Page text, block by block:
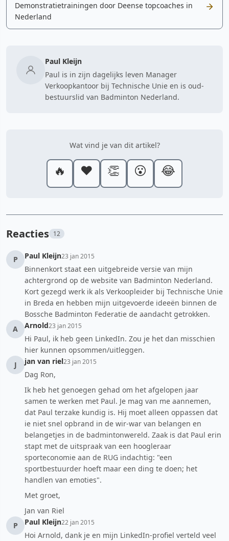
Demonstratietrainingen door Deense topcoaches in
Nederland
Paul Kleijn
Paul is in zijn dagelijks leven Manager
Verkoopkantoor bij Technische Unie en is oud-
bestuurslid van Badminton Nederland.
Wat vind je van dit artikel?
🔥 ❤️ 👏 😮 😂
Reacties 12
P Paul Kleijn23 jan 2015
Binnenkort staat een uitgebreide versie van mijn
achtergrond op de website van Badminton Nederland.
Kort gezegd werk ik als Verkoopleider bij Technische Unie
in Breda en hebben mijn uitgevoerde ideeën binnen de
Bossche Badminton Federatie de aandacht getrokken.
A
Arnold23 jan 2015
Hi Paul, ik heb geen LinkedIn. Zou je het dan misschien
hier kunnen opsommen/uitleggen.
J
jan van riel23 jan 2015
Dag Ron,
Ik heb het genoegen gehad om het afgelopen jaar
samen te werken met Paul. Je mag van me aannemen,
dat Paul terzake kundig is. Hij moet alleen oppassen dat
ie niet snel opbrand in de wir-war van belangen en
belangetjes in de badmintonwereld. Zaak is dat Paul erin
stapt met de uitspraak van een hoogleraar
sporteconomie aan de RUG indachtig: "een
sportbestuurder hoeft maar een ding te doen; het
handlen van emoties".
Met groet,
Jan van Riel
P
Paul Kleijn22 jan 2015
Hoi Arnold, dank je en mijn LinkedIn-profiel verteld veel